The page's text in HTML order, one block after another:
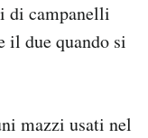
di campanelli
il due quando si
mazzi usati nel